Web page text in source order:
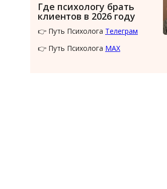
Где психологу брать
клиентов в 2026 году
👉 Путь Психолога Телеграм
👉 Путь Психолога MAX